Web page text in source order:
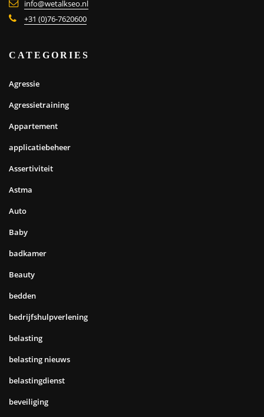
info@wetalkseo.nl
+31 (0)76-7620600
CATEGORIES
Agressie
Agressietraining
Appartement
applicatiebeheer
Assertiviteit
Astma
Auto
Baby
badkamer
Beauty
bedden
bedrijfshulpverlening
belasting
belasting nieuws
belastingdienst
beveiliging